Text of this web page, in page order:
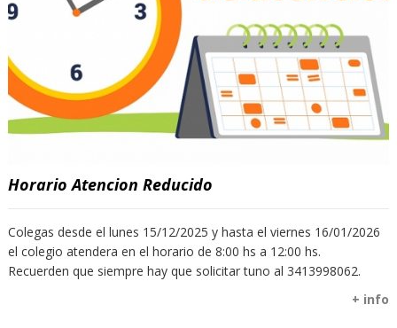
Horario Atencion Reducido
Colegas desde el lunes 15/12/2025 y hasta el viernes 16/01/2026
el colegio atendera en el horario de 8:00 hs a 12:00 hs.
Recuerden que siempre hay que solicitar tuno al 3413998062.
+ info